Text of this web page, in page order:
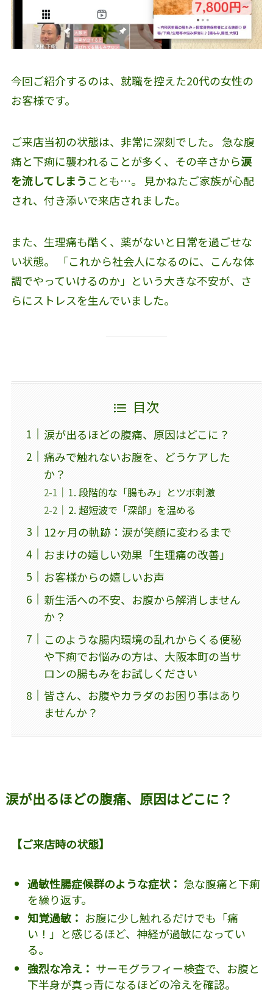
今回ご紹介するのは、就職を控えた20代の女性の
お客様です。
ご来店当初の状態は、非常に深刻でした。 急な腹
痛と下痢に襲われることが多く、その辛さから涙
を流してしまうことも…。 見かねたご家族が心配
され、付き添いで来店されました。
また、生理痛も酷く、薬がないと日常を過ごせな
い状態。 「これから社会人になるのに、こんな体
調でやっていけるのか」という大きな不安が、さ
らにストレスを生んでいました。
目次
涙が出るほどの腹痛、原因はどこに？
痛みで触れないお腹を、どうケアした
か？
1. 段階的な「腸もみ」とツボ刺激
2. 超短波で「深部」を温める
12ヶ月の軌跡：涙が笑顔に変わるまで
おまけの嬉しい効果「生理痛の改善」
お客様からの嬉しいお声
新生活への不安、お腹から解消しません
か？
このような腸内環境の乱れからくる便秘
や下痢でお悩みの方は、大阪本町の当サ
ロンの腸もみをお試しください
皆さん、お腹やカラダのお困り事はあり
ませんか？
涙が出るほどの腹痛、原因はどこに？
【ご来店時の状態】
過敏性腸症候群のような症状： 急な腹痛と下痢
を繰り返す。
知覚過敏： お腹に少し触れるだけでも「痛
い！」と感じるほど、神経が過敏になってい
る。
強烈な冷え： サーモグラフィー検査で、お腹と
下半身が真っ青になるほどの冷えを確認。